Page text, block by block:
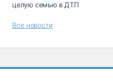
целую семью в ДТП
Все новости